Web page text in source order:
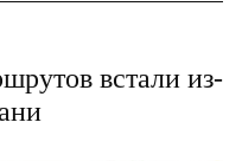
встали из-